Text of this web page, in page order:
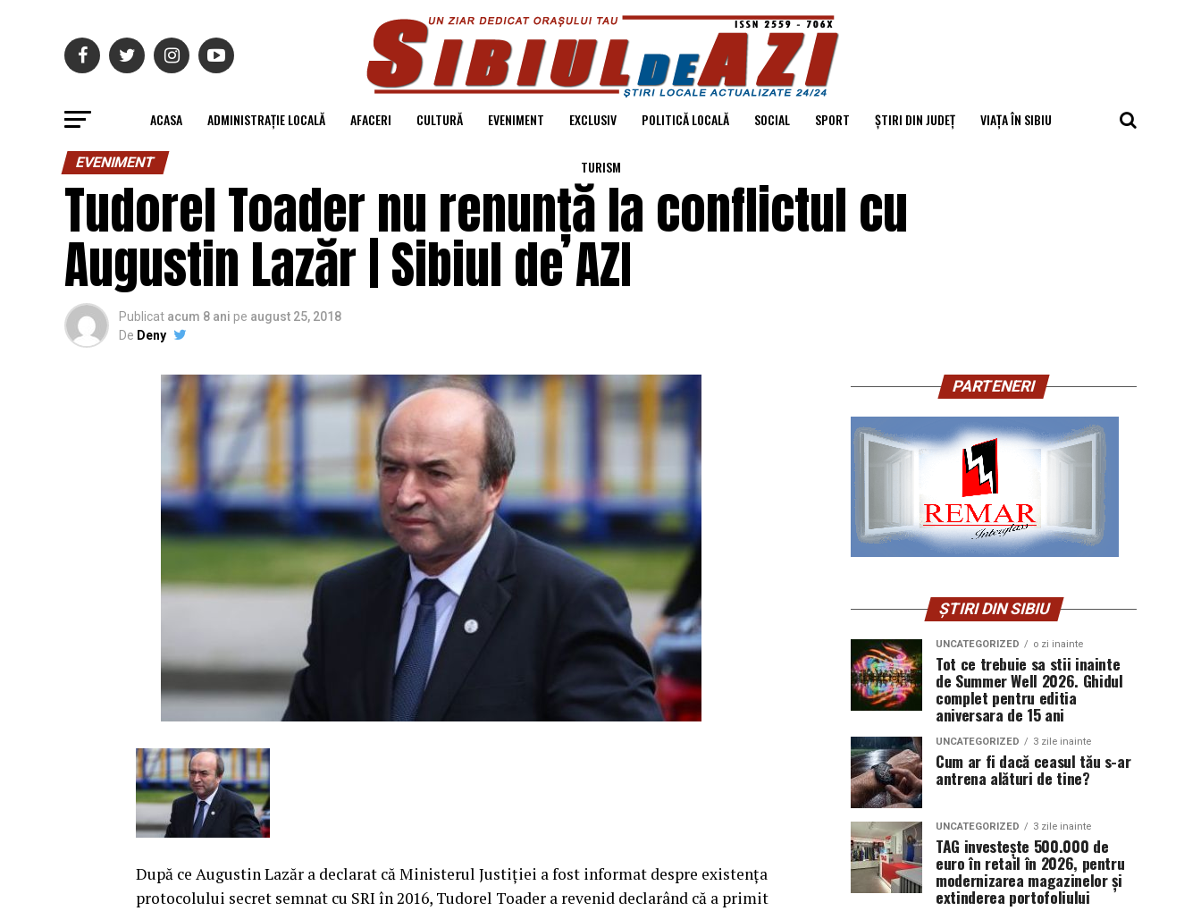
ACASA ADMINISTRAȚIE LOCALĂ AFACERI CULTURĂ EVENIMENT EXCLUSIV POLITICĂ LOCALĂ SOCIAL SPORT ȘTIRI DIN JUDEȚ VIAȚA ÎN SIBIU
TURISM
EVENIMENT
Tudorel Toader nu renunță la conflictul cu
Augustin Lazăr | Sibiul de AZI
Publicat acum 8 ani pe august 25, 2018
De Deny
După ce Augustin Lazăr a declarat că Ministerul Justiţiei a fost informat despre existenţa
protocolului secret semnat cu SRI în 2016, Tudorel Toader a revenid declarând că a primit
PARTENERI
ȘTIRI DIN SIBIU
UNCATEGORIZED o zi inainte
Tot ce trebuie sa stii inainte
de Summer Well 2026. Ghidul
complet pentru editia
aniversara de 15 ani
UNCATEGORIZED 3 zile inainte
Cum ar fi dacă ceasul tău s-ar
antrena alături de tine?
UNCATEGORIZED 3 zile inainte
TAG investește 500.000 de
euro în retail în 2026, pentru
modernizarea magazinelor și
extinderea portofoliului